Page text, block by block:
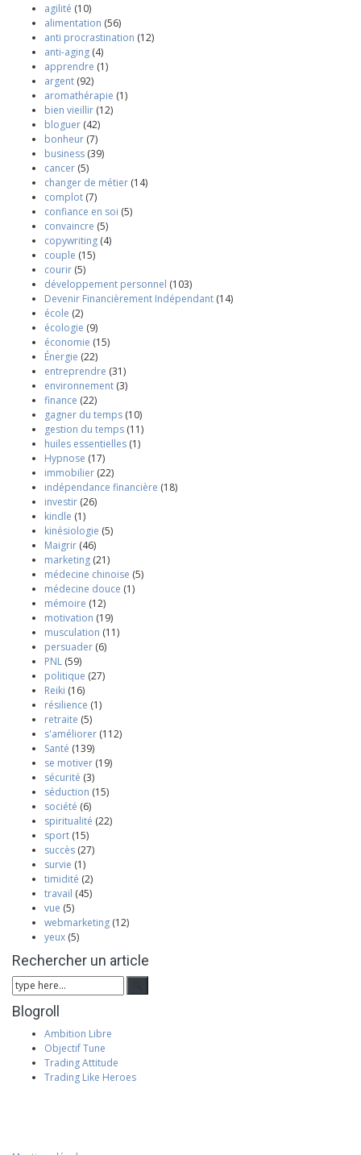
agilité (10)
alimentation (56)
anti procrastination (12)
anti-aging (4)
apprendre (1)
argent (92)
aromathérapie (1)
bien vieillir (12)
bloguer (42)
bonheur (7)
business (39)
cancer (5)
changer de métier (14)
complot (7)
confiance en soi (5)
convaincre (5)
copywriting (4)
couple (15)
courir (5)
développement personnel (103)
Devenir Financièrement Indépendant (14)
école (2)
écologie (9)
économie (15)
Énergie (22)
entreprendre (31)
environnement (3)
finance (22)
gagner du temps (10)
gestion du temps (11)
huiles essentielles (1)
Hypnose (17)
immobilier (22)
indépendance financière (18)
investir (26)
kindle (1)
kinésiologie (5)
Maigrir (46)
marketing (21)
médecine chinoise (5)
médecine douce (1)
mémoire (12)
motivation (19)
musculation (11)
persuader (6)
PNL (59)
politique (27)
Reiki (16)
résilience (1)
retraite (5)
s'améliorer (112)
Santé (139)
se motiver (19)
sécurité (3)
séduction (15)
société (6)
spiritualité (22)
sport (15)
succès (27)
survie (1)
timidité (2)
travail (45)
vue (5)
webmarketing (12)
yeux (5)
Rechercher un article
Blogroll
Ambition Libre
Objectif Tune
Trading Attitude
Trading Like Heroes